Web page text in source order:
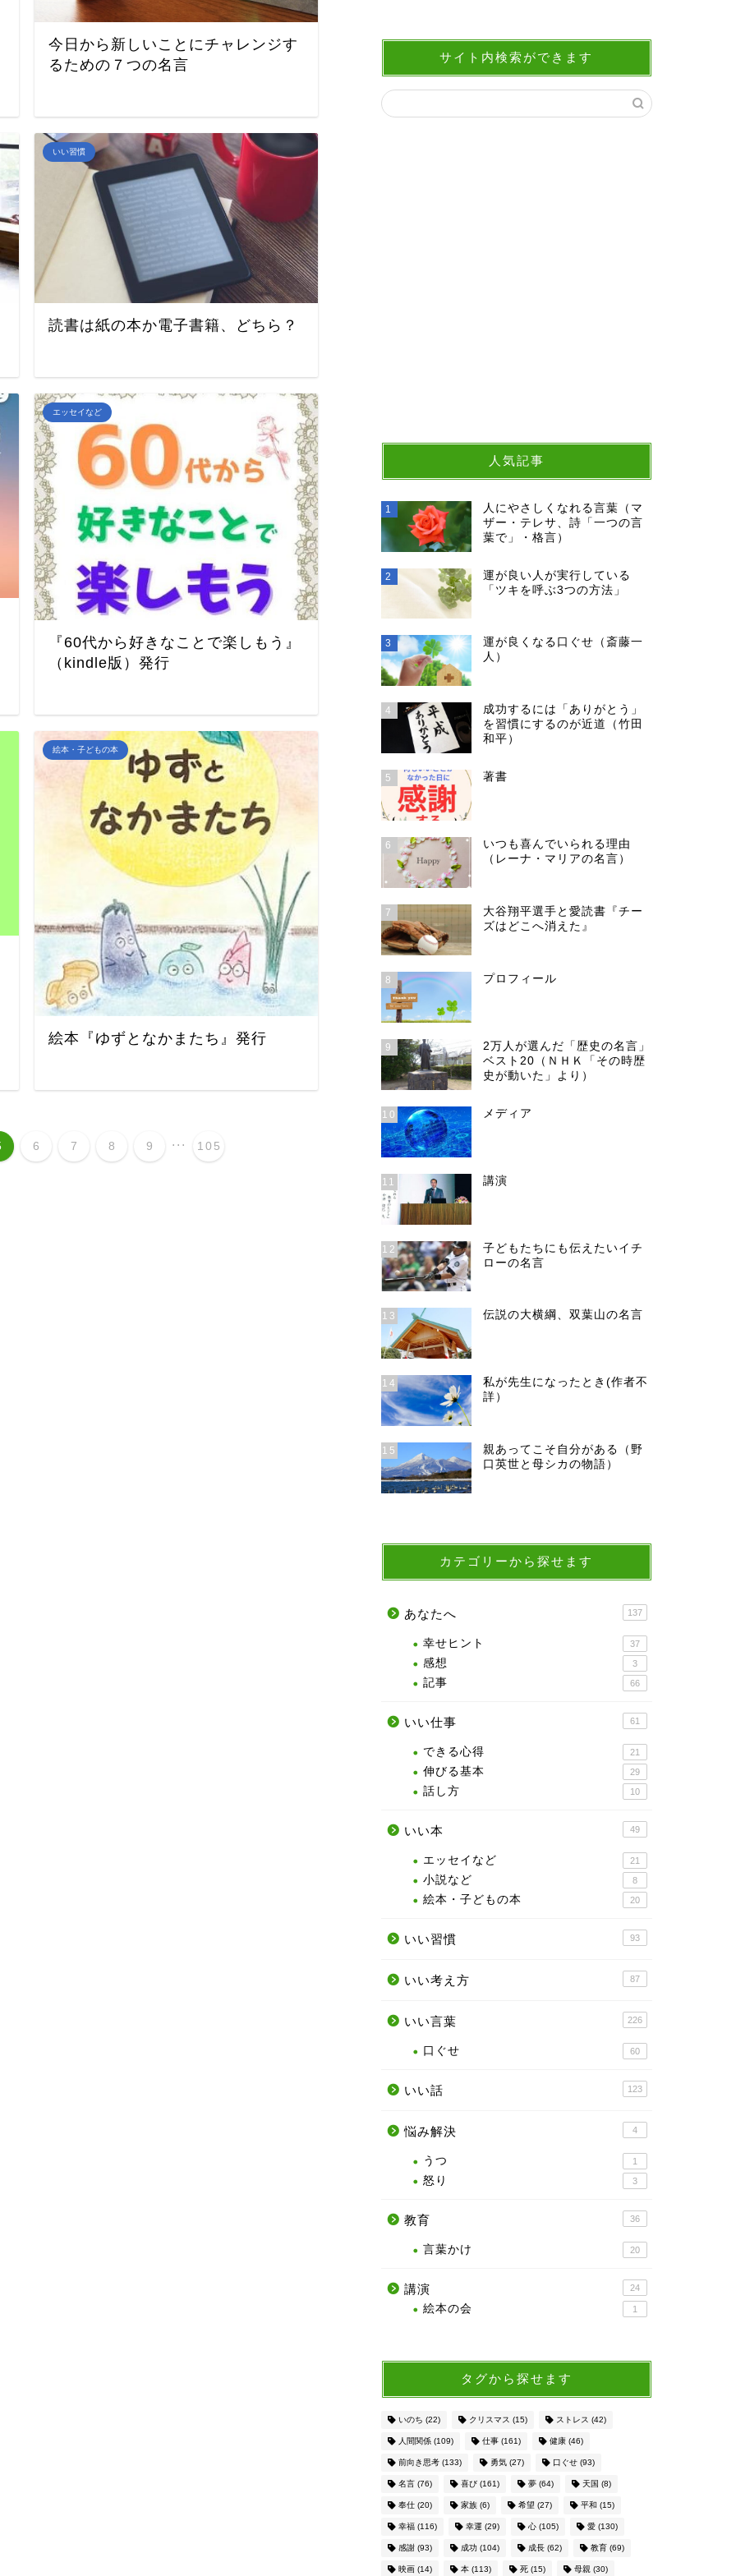
今日から新しいことにチャレンジす
るための７つの名言
いい習慣
読書は紙の本か電子書籍、どちら？
エッセイなど
『60代から好きなことで楽しもう』
（kindle版）発行
絵本・子どもの本
絵本『ゆずとなかまたち』発行
6 7 8 9 ... 105
ピンチは改善・発展のチャンスであ
大谷翔平選手の夢を叶える名言
いい言葉
「今日という区切りの中で生きる」
（デール・カーネギー）ために
いい言葉
ぶ天使の贈り物』から
サイト内検索ができます
人気記事
1
人にやさしくなれる言葉（マ
ザー・テレサ、詩「一つの言
葉で」・格言）
2
運が良い人が実行している
「ツキを呼ぶ3つの方法」
3
運が良くなる口ぐせ（斎藤一
人）
4
成功するには「ありがとう」
を習慣にするのが近道（竹田
和平）
5 著書
6
いつも喜んでいられる理由
（レーナ・マリアの名言）
7
大谷翔平選手と愛読書『チー
ズはどこへ消えた』
8 プロフィール
9
2万人が選んだ「歴史の名言」
ベスト20（ＮＨＫ「その時歴
史が動いた」より）
10 メディア
11 講演
12
子どもたちにも伝えたいイチ
ローの名言
13 伝説の大横綱、双葉山の名言
14
私が先生になったとき(作者不
詳）
15
親あってこそ自分がある（野
口英世と母シカの物語）
カテゴリーから探せます
あなたへ 137
幸せヒント 37
感想 3
記事 66
いい仕事 61
できる心得 21
伸びる基本 29
話し方 10
いい本 49
エッセイなど 21
小説など 8
絵本・子どもの本 20
いい習慣 93
いい考え方 87
いい言葉 226
口ぐせ 60
いい話 123
悩み解決 4
うつ 1
怒り 3
教育 36
言葉かけ 20
講演 24
絵本の会 1
タグから探せます
いのち (22) クリスマス (15) ストレス (42)
人間関係(109) 仕事(161) 健康(46)
前向き思考(133) 勇気(27) 口ぐせ(93)
名言(76) 喜び(161) 夢(64) 天国 (8)
奉仕(20) 家族(6) 希望 (27) 平和 (15)
幸福(116) 幸運 (29) 心(105) 愛(130)
感謝(93) 成功 (104) 成長(62) 教育(69)
映画(14) 本(113) 死(15) 母親 (30)